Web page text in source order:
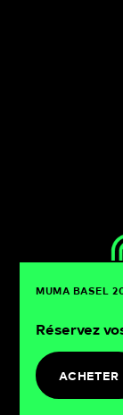
MUMA BASEL
Réservez
ACHETER